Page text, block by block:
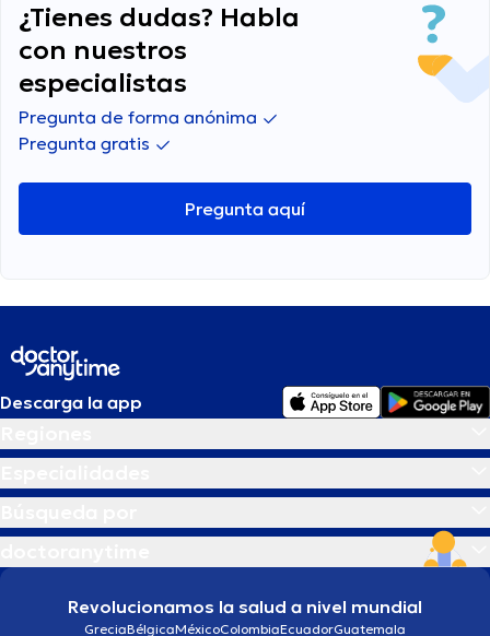
¿Tienes dudas? Habla
con nuestros
especialistas
Pregunta de forma anónima
Pregunta gratis
Pregunta aquí
Descarga la app
Revolucionamos la salud a nivel mundial
GreciaBélgicaMéxicoColombiaEcuadorGuatemala